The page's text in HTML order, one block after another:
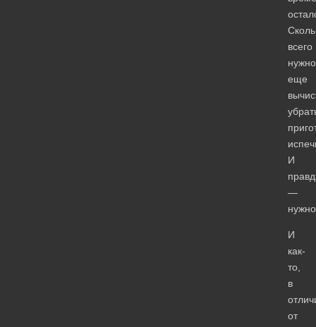
всего
нужно
еще
И
—
И
как-
то,
в
от